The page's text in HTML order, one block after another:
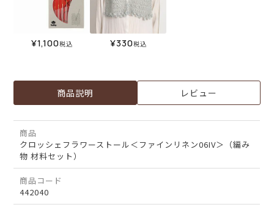
¥1,100税込 ¥330税込
商品説明 レビュー
商品
クロッシェフラワーストール＜ファインリネン06IV＞（編み
物 材料セット）
商品コード
442040